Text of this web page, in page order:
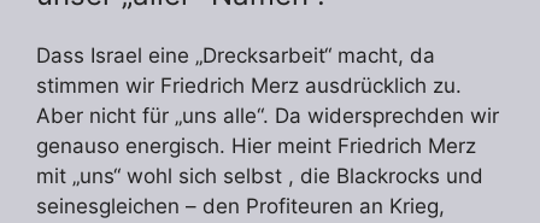
Dass Israel eine „Drecksarbeit“ macht, da
stimmen wir Friedrich Merz ausdrücklich zu.
Aber nicht für „uns alle“. Da widersprechden wir
genauso energisch. Hier meint Friedrich Merz
mit „uns“ wohl sich selbst , die Blackrocks und
seinesgleichen – den Profiteuren an Krieg,